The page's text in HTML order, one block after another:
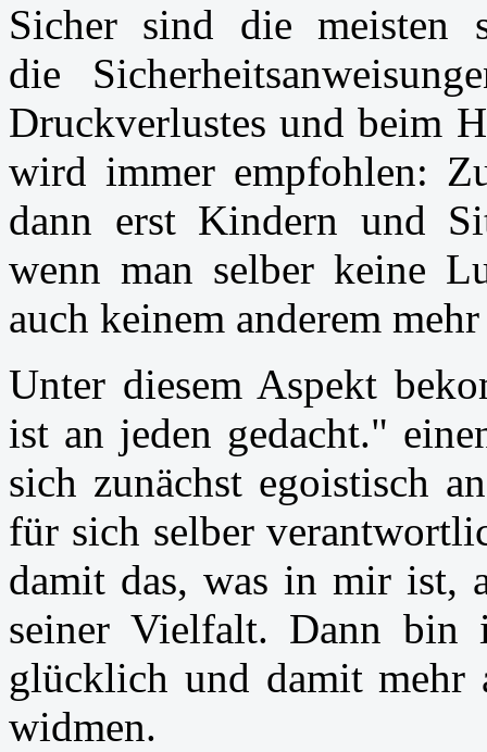
Sicher sind die meisten
die
Druckverlustes und beim
wird immer empfohlen:
dann erst Kindern und
wenn man selber keine
auch keinem anderem
Unter diesem Aspekt
ist an jeden gedacht."
sich zunächst egoistisch
für sich selber
damit das, was in mir
seiner Vielfalt. Dann
glücklich und damit mehr
widmen.